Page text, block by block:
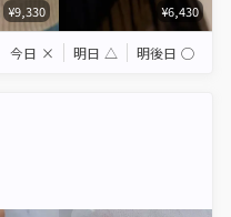
¥9,330 ¥6,430
今日 × 明日 △ 明後日 ◯